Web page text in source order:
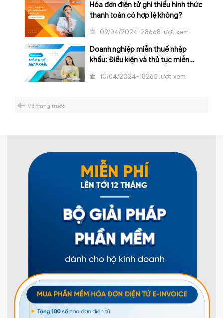
Hóa đơn điện tử ghi thiếu hình thức
thanh toán có hợp lệ không?
09/04/2024-28668 lượt xem
Doanh nghiệp miễn thuế nhập
khẩu: Điều kiện và thủ tục miễn
10/04/2024-18265 lượt xem
Về trang trước